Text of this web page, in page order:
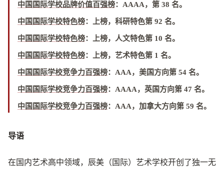
中国国际学校品牌价值百强榜： AAAA，第 38 名。
中国国际学校特色榜： 上榜，科研特色第 92 名。
中国国际学校特色榜： 上榜，人文特色第 10 名。
中国国际学校特色榜： 上榜，艺术特色第 1 名。
中国国际学校竞争力百强榜： AAA，美国方向第 54 名。
中国国际学校竞争力百强榜： AAAA，英国方向第 47 名。
中国国际学校竞争力百强榜： AAA，加拿大方向第 59 名。
导语
在国内艺术高中领域，辰美（国际）艺术学校开创了独一无